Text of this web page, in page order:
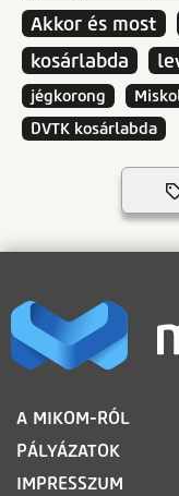
Akkor és most
kosárlabda
jégkorong
DVTK kosárlabda
LÁBLÉC
A MIKOM-RÓL
PÁLYÁZATOK
IMPRESSZUM